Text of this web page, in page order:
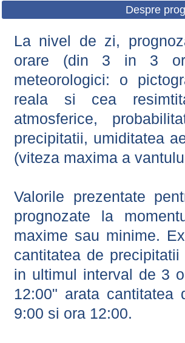
Despre
La nivel de zi,
orare (din 3 in 3
meteorologici: o
reala si cea
atmosferice,
precipitatii, umiditatea
(viteza maxima a
Valorile prezentate
prognozate la
maxime sau minime.
cantitatea de
in ultimul interval de 3
12:00" arata
9:00 si ora 12:00.